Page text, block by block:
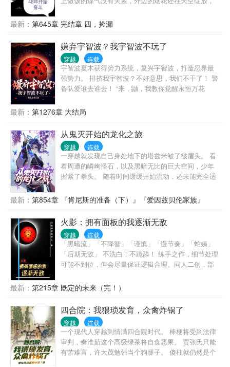
贫苦的岁月里，过的风生水起。
最新： 第645章 完结章 四，捡漏
嫌弃宇智波？我宇智波不玩了
穿越 连载
宇智波夏木获得势力系统，复兴宇智波，打造忍界最
强势力。 排挤我宇智波？不好意思，我们不干了！ 警
备队爱谁去谁去！ “来，鼬，我教你觉醒永恒万花
你还有什么理由给木叶卖命。” “白，你实战能力太弱
了，进月读空间修炼几年。” 不好意思啊，我们宇智波
人均万花筒， 这年头能群殴谁单挑啊！给我并肩子
上！ 大筒木都要来灭世了，你还在争做火影，有毛病
啊 团藏：“绝不能让宇智波得到权利！” “大人，宇智波
富岳已经辞去了木叶警备队队长职位。” “？？？” 三
代：“火影的位置，决不能给宇智波！” “火影大人，宇
智波退出了火影竞选。” “？？？” “大人！宇智波自己建
罕，等着当靶子吧。” ps：日差没死是单纯想要宁次有
个爹。
最新： 第1276章 大结局
从鬼灭开始的龙化之旅
穿越 连载
一穿越就发现自己身处地下的塔兹米皱了皱眉头。 看
着周遭的嶙峋怪石，以及黑暗无比的巨大空间，少年
握紧了拳头。 随着时间缓缓开始流动，还未能完全适
出现这种东西，这是...魔兽？还是？ 眯起了双眼的少
年看着围在身边的怪物们缓缓抬起手臂，握紧了插在
背后剑鞘中的恶鬼缠身。 ［注:内容有女主带记忆重
生，作者自己加的设定，可能显得有些突兀，无法理
解的读者们可以理解为模拟器类型，因为觉得会有读
者嫌弃用篇幅去讲上本，所以都是一笔带过，只讲解
大概剧情。——以上］ 第一卷：斩赤『鬼灭之刃龙化
卷』完结，第二卷『地错新篇章开启』
最新： 第854章 『肯尼斯的准备（下）』『爱因兹贝伦家族』
火影：拥有面板的我逐渐无敌
穿越 连载
「黑暗流」「不降智」「谨慎」「慢节奏」「蛇姨」
「后期无敌」 不洗白！不跪舔！ 练手之作，细节处理
可能不到位，但会尽量保证逻辑合理。同人二创，部
生肖炎意外投胎忍界，变成出身平凡的孤儿，除了虚
弱的身体，和一块辅助面板一无所有。 且看他如何度
过生存危机，进入忍校。 从平庸到强大，得到认可，
结识同伴。 在三战中飞速成长，与友人一同坐看忍界
风起。 融合科学与忍术，暗中整合力量，反攻大筒
木，于异世起舞！ ps:主角不是无情无义的人设，但也
不是烂好人、圣母婊
最新： 第215章 既定的未来（完！）
四合院：我猥琐发育，众禽炸锅了
穿越 连载
一个现代人穿越到情满四合院时代。 棒梗将受到法律
审判，秦淮茹这个高级绿茶将自食恶果。 贾张氏只能
有苦难言，许大茂勉强当个狗腿子。 傻柱就仍然是个